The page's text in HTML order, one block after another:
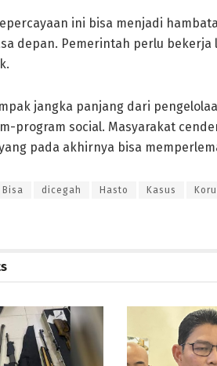
ini bisa menjadi
depan. Pemerintah perlu
jangka panjang dari
program social. Masyarakat
pada akhirnya bisa
Bisa dicegah Hasto Kasus